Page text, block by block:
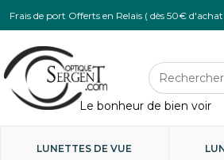
Frais de port Offerts en Relais ( dès 50€ d'achat
LUNETTES DE VUE